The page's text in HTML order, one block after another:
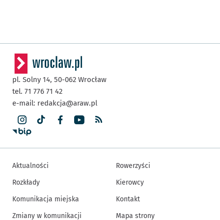
pl. Solny 14, 50-062 Wrocław
tel. 71 776 71 42
e-mail: redakcja@araw.pl
Aktualności
Rozkłady
Komunikacja miejska
Zmiany w komunikacji
Rowerzyści
Kierowcy
Kontakt
Mapa strony